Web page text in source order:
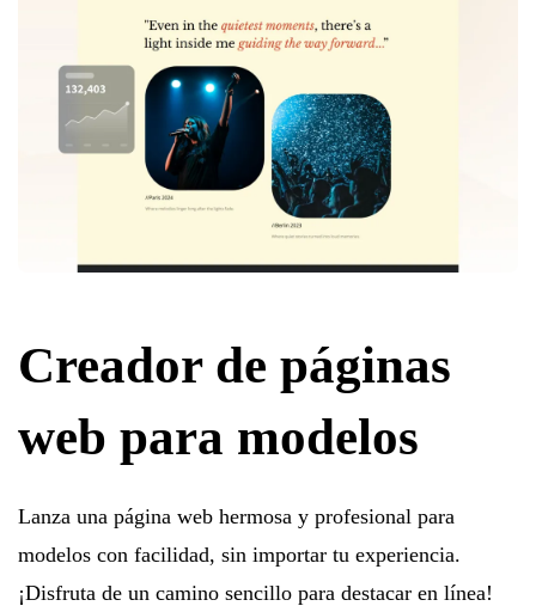
Creador de páginas
web para modelos
Lanza una página web hermosa y profesional para
modelos con facilidad, sin importar tu experiencia.
¡Disfruta de un camino sencillo para destacar en línea!